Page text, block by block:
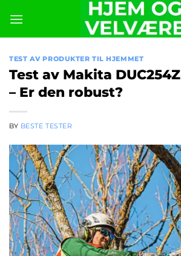
content
TEST AV PRODUKTER TIL HJEMMET
Test av Makita
– Er den robust?
BY BESTE TESTER